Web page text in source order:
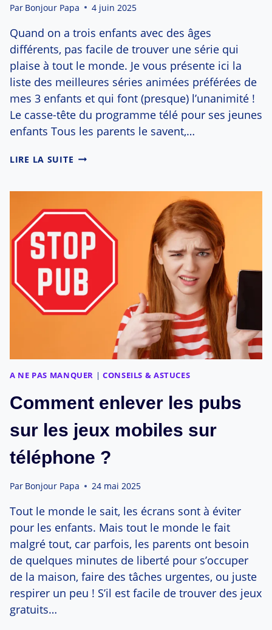
Par Bonjour Papa 4 juin 2025
Quand on a trois enfants avec des âges
différents, pas facile de trouver une série qui
plaise à tout le monde. Je vous présente ici la
liste des meilleures séries animées préférées de
mes 3 enfants et qui font (presque) l’unanimité !
Le casse-tête du programme télé pour ses jeunes
enfants Tous les parents le savent,…
LIRE LA SUITE LES
QUI
PLAISENT
TOUS
LES
JEUNES
ENFANTS
A NE PAS MANQUER | CONSEILS & ASTUCES
Comment enlever les pubs
sur les jeux mobiles sur
téléphone ?
Par Bonjour Papa 24 mai 2025
Tout le monde le sait, les écrans sont à éviter
pour les enfants. Mais tout le monde le fait
malgré tout, car parfois, les parents ont besoin
de quelques minutes de liberté pour s’occuper
de la maison, faire des tâches urgentes, ou juste
respirer un peu ! S’il est facile de trouver des jeux
gratuits…